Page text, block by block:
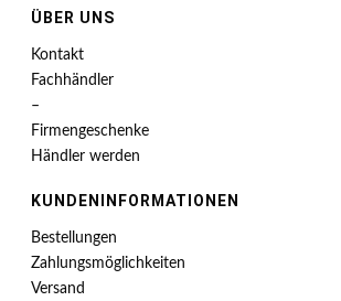
ÜBER UNS
Kontakt
Fachhändler
–
Firmengeschenke
Händler werden
KUNDENINFORMATIONEN
Bestellungen
Zahlungsmöglichkeiten
Versand